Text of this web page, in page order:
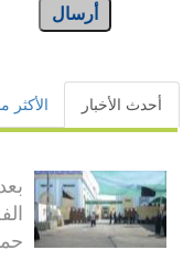
أرسال
أحدث الأخبار الأكثر